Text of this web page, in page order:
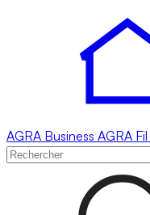
AGRA Business AGRA Fil